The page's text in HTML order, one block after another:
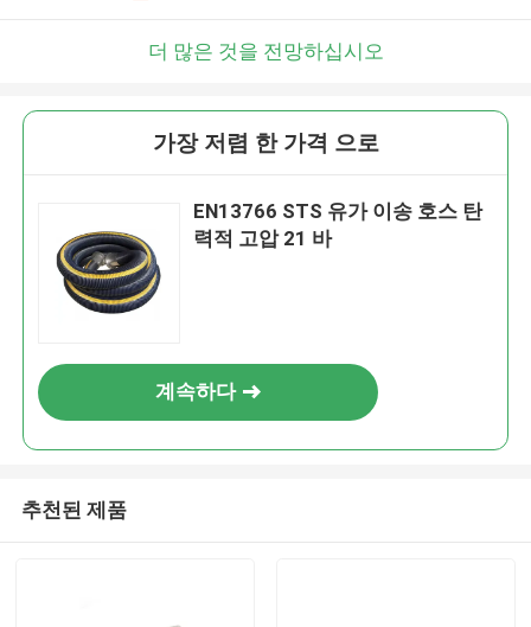
더 많은 것을 전망하십시오
가장 저렴 한 가격 으로
EN13766 STS 유가 이송 호스 탄
력적 고압 21 바
계속하다
추천된 제품